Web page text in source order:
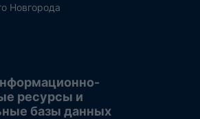
Новгорода
ресурсы и
базы данных